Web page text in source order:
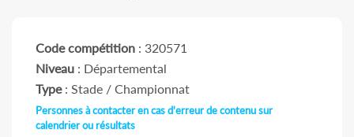
Code compétition : 320571
Niveau : Départemental
Type: Stade / Championnat
Personnes à contacter en cas d'erreur de contenu sur
calendrier ou résultats